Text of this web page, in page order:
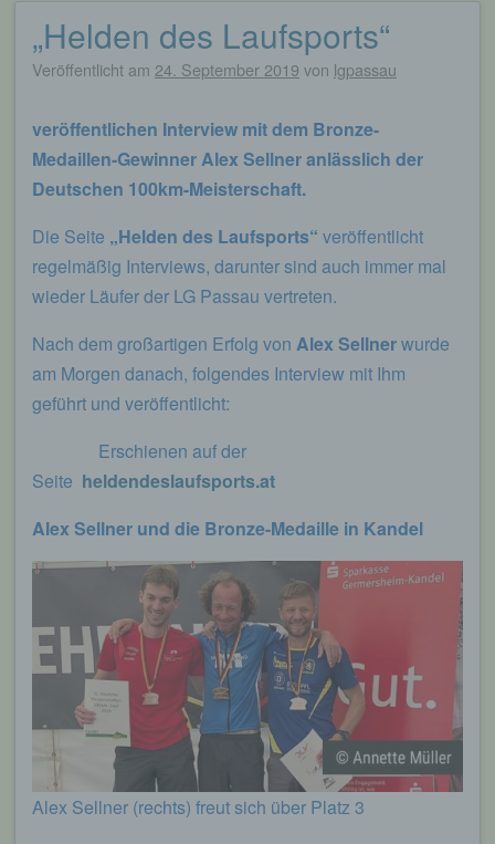
„Helden des Laufsports“
Veröffentlicht am 24. September 2019 von lgpassau
veröffentlichen Interview mit dem Bronze-
Medaillen-Gewinner Alex Sellner anlässlich der
Deutschen 100km-Meisterschaft.
Die Seite „Helden des Laufsports“ veröffentlicht
regelmäßig Interviews, darunter sind auch immer mal
wieder Läufer der LG Passau vertreten.
Nach dem großartigen Erfolg von Alex Sellnerwurde
am Morgen danach, folgendes Interview mit Ihm
geführt und veröffentlicht:
Erschienen auf der
Seite heldendeslaufsports.at
Alex Sellner und die Bronze-Medaille in Kandel
Alex Sellner (rechts) freut sich über Platz 3